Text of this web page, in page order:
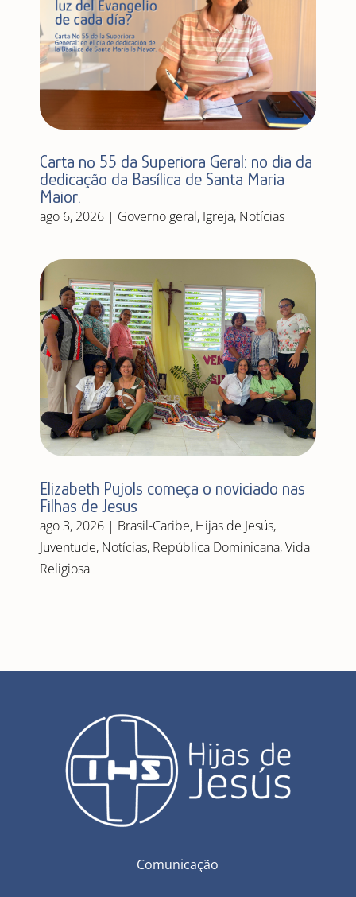
Carta nº 55 da Superiora Geral: no dia da
dedicação da Basílica de Santa Maria
Maior.
ago 6, 2026| Governo geral, Igreja, Notícias
Elizabeth Pujols começa o noviciado nas
Filhas de Jesus
ago 3, 2026| Brasil-Caribe, Hijas de Jesús,
Juventude, Notícias, República Dominicana,Vida
Religiosa
Comunicação